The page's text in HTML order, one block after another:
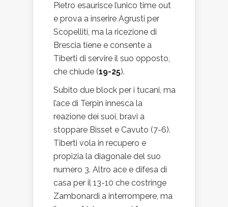
Pietro esaurisce l’unico time out
e prova a inserire Agrusti per
Scopelliti, ma la ricezione di
Brescia tiene e consente a
Tiberti di servire il suo opposto,
che chiude (19-25).
Subito due block per i tucani, ma
l’ace di Terpin innesca la
reazione dei suoi, bravi a
stoppare Bisset e Cavuto (7-6).
Tiberti vola in recupero e
propizia la diagonale del suo
numero 3. Altro ace e difesa di
casa per il 13-10 che costringe
Zambonardi a interrompere, ma